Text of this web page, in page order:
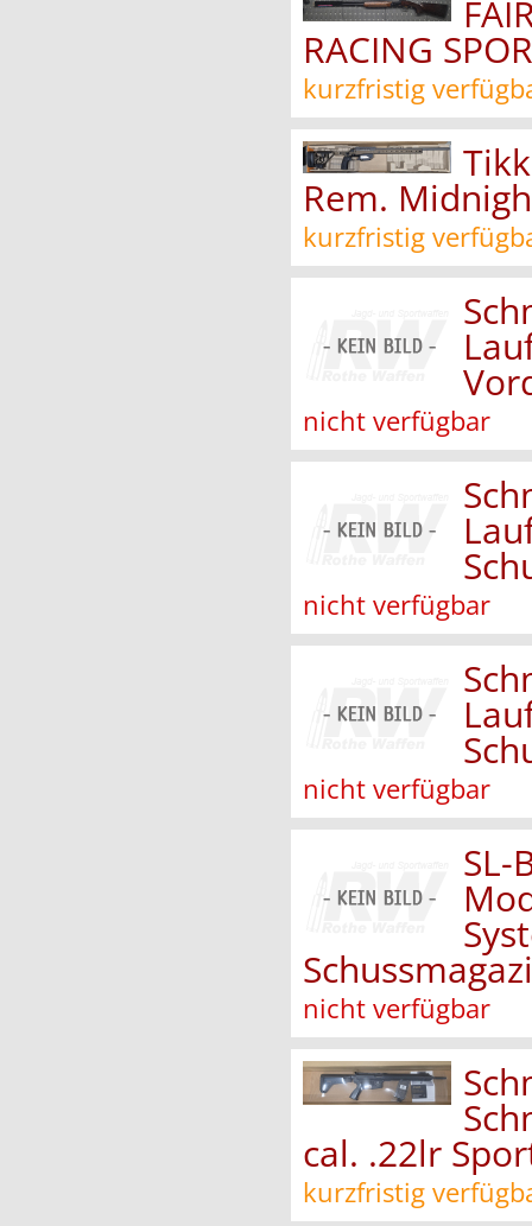
RACING
kurzfristig
Rem.
kurzfristig
nicht verfügbar
nicht verfügbar
nicht verfügbar
SL-
nicht verfügbar
cal. .22lr
kurzfristig